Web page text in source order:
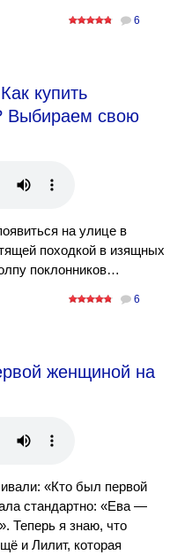
6
Как купить
Выбираем свою
на улице в
походкой в изящных
поклонников…
6
женщиной на
«Кто был первой
стандартно: «Ева —
Теперь я знаю, что
и Лилит, которая